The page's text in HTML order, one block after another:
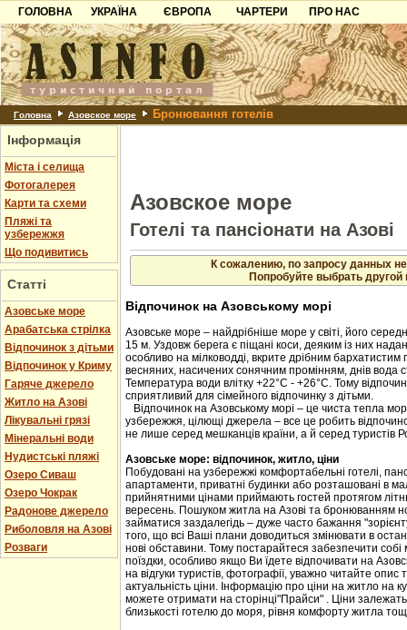
ГОЛОВНА
УКРАЇНА
Карпати
Азов
Причорноморря
Шацьк
ЄВРОПА
Чорногорія
Хорватія
Болгарія
Албанія
ЧАРТЕРИ
ПРО НАС
Контакти
Партнерам
Додати готель
Головна Азовское море Бронювання готелів
Інформація
Міста і селища
Фотогалерея
Карти та схеми
Пляжі та
узбережжя
Що подивитись
Статті
Азовське море
Арабатська стрілка
Відпочинок з дітьми
Відпочинок у Криму
Гаряче джерело
Житло на Азові
Лікувальні грязі
Мінеральні води
Нудистські пляжі
Озеро Сиваш
Озеро Чокрак
Радонове джерело
Риболовля на Азові
Розваги
Азовское море
Готелі та пансіонати на Азові
К сожалению, по запросу данных
Попробуйте выбрать другой
Відпочинок на Азовському морі
Азовське море – найдрібніше море у світі, його
15 м. Уздовж берега є піщані коси, деяким із них
особливо на мілководді, вкрите дрібним
весняних, насичених сонячним промінням, днів вода
Температура води влітку +22°C - +26°C. Тому
сприятливий для сімейного відпочинку з дітьми.
Відпочинок на Азовському морі – це чиста тепла
узбережжя, цілющі джерела – все це робить
не лише серед мешканців країни, а й серед туристів
Азовське море: відпочинок, житло, ціни
Побудовані на узбережжі комфортабельні готелі,
апартаменти, приватні будинки або розташовані в
прийнятними цінами приймають гостей протягом
вересень. Пошуком житла на Азові та бронюванням
займатися заздалегідь – дуже часто бажання
того, що всі Ваші плани доводиться змінювати в
нові обставини. Тому постарайтеся забезпечити
поїздки, особливо якщо Ви їдете відпочивати на
на відгуки туристів, фотографії, уважно читайте опис
актуальність ціни. Інформацію про ціни на житло на
можете отримати на сторінці"Прайси" . Ціни залежать
близькості готелю до моря, рівня комфорту житла